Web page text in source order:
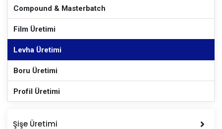
Compound & Masterbatch
Film Üretimi
Levha Üretimi
Boru Üretimi
Profil Üretimi
Şişe Üretimi